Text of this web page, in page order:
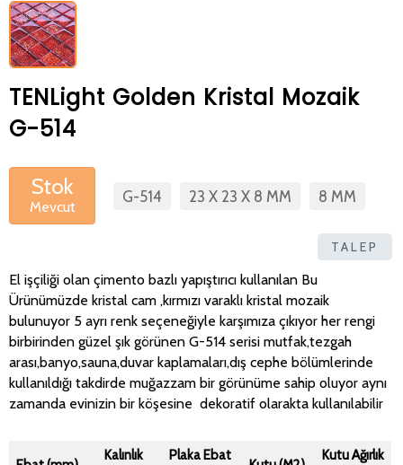
TENLight Golden Kristal Mozaik
G-514
Stok
Mevcut
G-514 23 X 23 X 8 MM 8 MM
TALEP
El işçiliği olan çimento bazlı yapıştırıcı kullanılan Bu
Ürünümüzde kristal cam ,kırmızı varaklı kristal mozaik
bulunuyor 5 ayrı renk seçeneğiyle karşımıza çıkıyor her rengi
birbirinden güzel şık görünen G-514 serisi mutfak,tezgah
arası,banyo,sauna,duvar kaplamaları,dış cephe bölümlerinde
kullanıldığı takdirde muğazzam bir görünüme sahip oluyor aynı
zamanda evinizin bir köşesine dekoratif olarakta kullanılabilir
Kalınlık
Plaka Ebat
Kutu Ağırlık